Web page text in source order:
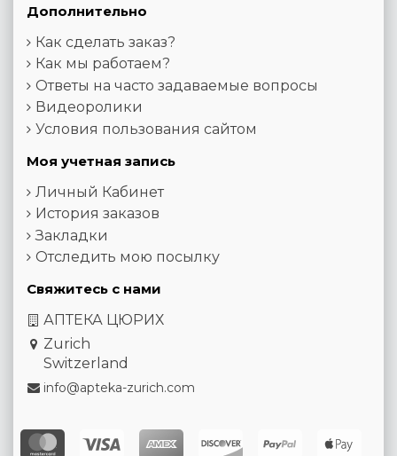
Дополнительно
Как сделать заказ?
Как мы работаем?
Ответы на часто задаваемые вопросы
Видеоролики
Условия пользования сайтом
Моя учетная запись
Личный Кабинет
История заказов
Закладки
Отследить мою посылку
Свяжитесь с нами
АПТЕКА ЦЮРИХ
Zurich
Switzerland
info@apteka-zurich.com